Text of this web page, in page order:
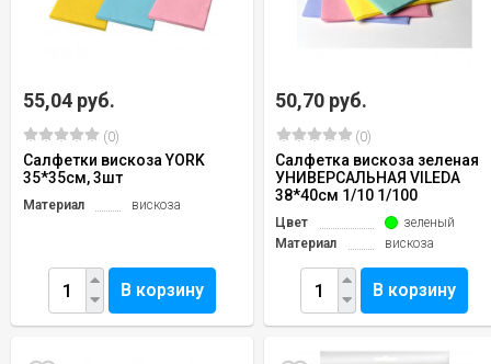
55,04 руб.
(0)
Салфетки вискоза YORK
35*35см, 3шт
Материал вискоза
В корзину
50,70 руб.
(0)
Салфетка вискоза зеленая
УНИВЕРСАЛЬНАЯ VILEDA
38*40см 1/10 1/100
Цвет
зеленый
Материал
вискоза
В корзину